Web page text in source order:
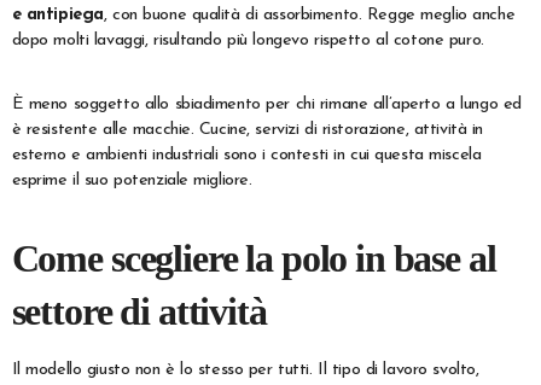
e antipiega, con buone qualità di assorbimento. Regge meglio anche
dopo molti lavaggi, risultando più longevo rispetto al cotone puro.
È meno soggetto allo sbiadimento per chi rimane all’aperto a lungo ed
è resistente alle macchie. Cucine, servizi di ristorazione, attività in
esterno e ambienti industriali sono i contesti in cui questa miscela
esprime il suo potenziale migliore.
Come scegliere la polo in base al
settore di attività
Il modello giusto non è lo stesso per tutti. Il tipo di lavoro svolto,